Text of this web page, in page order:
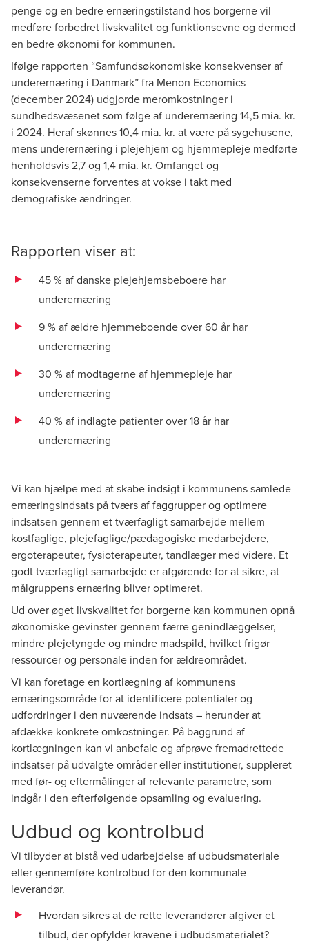
penge og en bedre ernæringstilstand hos borgerne vil
medføre forbedret livskvalitet og funktionsevne og dermed
en bedre økonomi for kommunen.
Ifølge rapporten “Samfundsøkonomiske konsekvenser af
underernæring i Danmark” fra Menon Economics
(december 2024) udgjorde meromkostninger i
sundhedsvæsenet som følge af underernæring 14,5 mia. kr.
i 2024. Heraf skønnes 10,4 mia. kr. at være på sygehusene,
mens underernæring i plejehjem og hjemmepleje medførte
henholdsvis 2,7 og 1,4 mia. kr. Omfanget og
konsekvenserne forventes at vokse i takt med
demografiske ændringer.
Rapporten viser at:
45 % af danske plejehjemsbeboere har
underernæring
9 % af ældre hjemmeboende over 60 år har
underernæring
30 % af modtagerne af hjemmepleje har
underernæring
40 % af indlagte patienter over 18 år har
underernæring
Vi kan hjælpe med at skabe indsigt i kommunens samlede
ernæringsindsats på tværs af faggrupper og optimere
indsatsen gennem et tværfagligt samarbejde mellem
kostfaglige, plejefaglige/pædagogiske medarbejdere,
ergoterapeuter, fysioterapeuter, tandlæger med videre. Et
godt tværfagligt samarbejde er afgørende for at sikre, at
målgruppens ernæring bliver optimeret.
Ud over øget livskvalitet for borgerne kan kommunen opnå
økonomiske gevinster gennem færre genindlæggelser,
mindre plejetyngde og mindre madspild, hvilket frigør
ressourcer og personale inden for ældreområdet.
Vi kan foretage en kortlægning af kommunens
ernæringsområde for at identificere potentialer og
udfordringer i den nuværende indsats – herunder at
afdække konkrete omkostninger. På baggrund af
kortlægningen kan vi anbefale og afprøve fremadrettede
indsatser på udvalgte områder eller institutioner, suppleret
med før- og eftermålinger af relevante parametre, som
indgår i den efterfølgende opsamling og evaluering.
Udbud og kontrolbud
Vi tilbyder at bistå ved udarbejdelse af udbudsmateriale
eller gennemføre kontrolbud for den kommunale
leverandør.
Hvordan sikres at de rette leverandører afgiver et
tilbud, der opfylder kravene i udbudsmaterialet?